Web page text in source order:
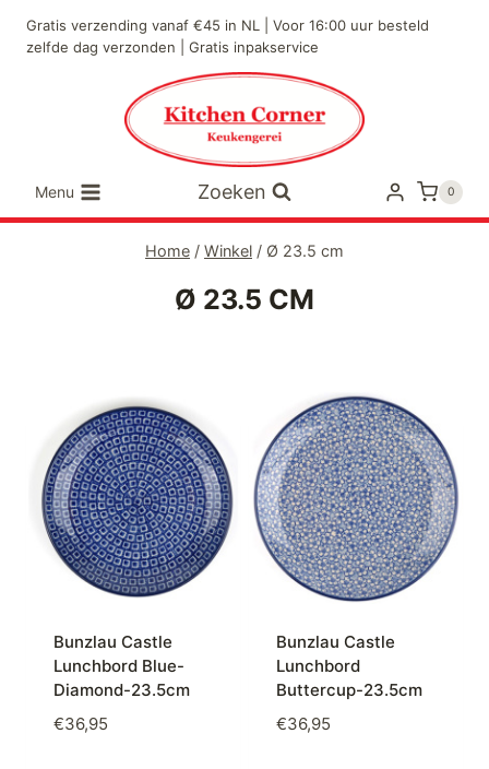
naar
Gratis verzending vanaf €45 in NL | Voor 16:00 uur besteld
zelfde dag verzonden | Gratis inpakservice
Menu Zoeken 0
Home / Winkel / Ø 23.5 cm
Ø 23.5 CM
Bunzlau Castle
Lunchbord Blue-
Diamond-23.5cm
€36,95
Bunzlau Castle
Lunchbord
Buttercup-23.5cm
€36,95